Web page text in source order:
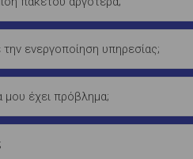
ενεργοποίηση υπηρεσίας;
μου έχει πρόβλημα;